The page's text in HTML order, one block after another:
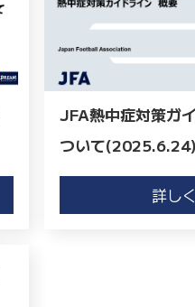
JFA熱中症対策ガ
ついて(2025.6.24)
詳し